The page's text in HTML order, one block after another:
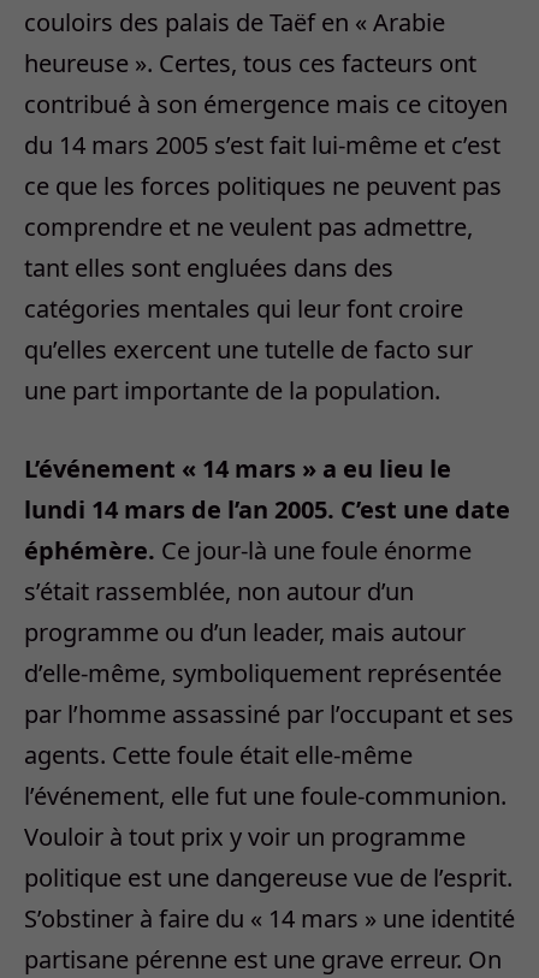
couloirs des palais de Taëf en « Arabie
heureuse ». Certes, tous ces facteurs ont
contribué à son émergence mais ce citoyen
du 14 mars 2005 s’est fait lui-même et c’est
ce que les forces politiques ne peuvent pas
comprendre et ne veulent pas admettre,
tant elles sont engluées dans des
catégories mentales qui leur font croire
qu’elles exercent une tutelle de facto sur
une part importante de la population.
L’événement « 14 mars » a eu lieu le
lundi 14 mars de l’an 2005. C’est une date
éphémère. Ce jour-là une foule énorme
s’était rassemblée, non autour d’un
programme ou d’un leader, mais autour
d’elle-même, symboliquement représentée
par l’homme assassiné par l’occupant et ses
agents. Cette foule était elle-même
l’événement, elle fut une foule-communion.
Vouloir à tout prix y voir un programme
politique est une dangereuse vue de l’esprit.
S’obstiner à faire du « 14 mars » une identité
partisane pérenne est une grave erreur. On